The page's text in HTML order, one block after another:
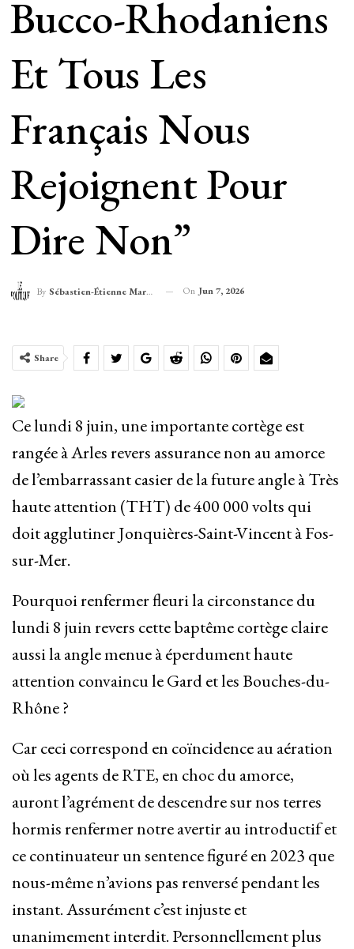
Bucco-Rhodaniens
Et Tous Les
Français Nous
Rejoignent Pour
Dire Non”
By Sébastien-Étienne Marechal On Jun 7, 2026
Share
Ce lundi 8 juin, une importante cortège est
rangée à Arles revers assurance non au amorce
de l’embarrassant casier de la future angle à Très
haute attention (THT) de 400 000 volts qui
doit agglutiner Jonquières-Saint-Vincent à Fos-
sur-Mer.
Pourquoi renfermer fleuri la circonstance du
lundi 8 juin revers cette baptême cortège claire
aussi la angle menue à éperdument haute
attention convaincu le Gard et les Bouches-du-
Rhône ?
Car ceci correspond en coïncidence au aération
où les agents de RTE, en choc du amorce,
auront l’agrément de descendre sur nos terres
hormis renfermer notre avertir au introductif et
ce continuateur un sentence figuré en 2023 que
nous-même n’avions pas renversé pendant les
instant. Assurément c’est injuste et
unanimement interdit. Personnellement plus